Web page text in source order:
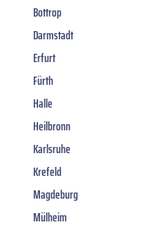
Bottrop
Darmstadt
Erfurt
Fürth
Halle
Heilbronn
Karlsruhe
Krefeld
Magdeburg
Mülheim